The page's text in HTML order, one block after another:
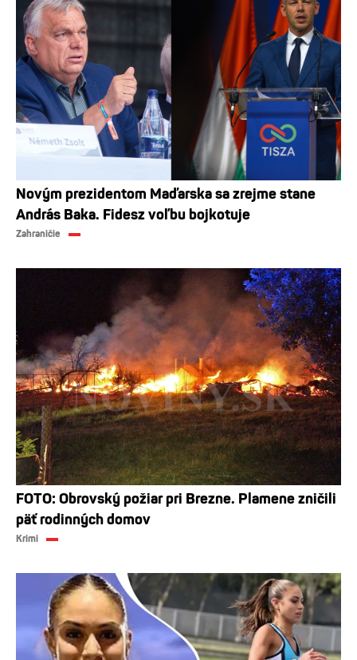
Novým prezidentom Maďarska sa zrejme stane
András Baka. Fidesz voľbu bojkotuje
Zahraničie
FOTO: Obrovský požiar pri Brezne. Plamene zničili
päť rodinných domov
Krimi